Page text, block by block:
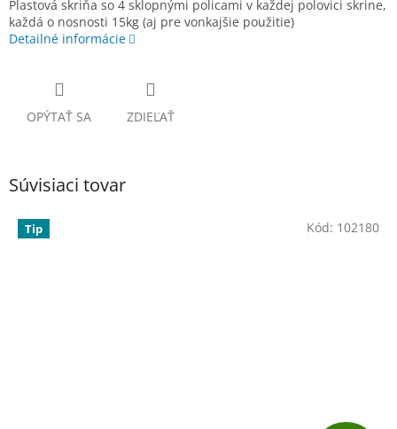
Plastová skriňa so 4 sklopnými policami v každej polovici skrine,
každá o nosnosti 15kg (aj pre vonkajšie použitie)
Detailné informácie
OPÝTAŤ SA ZDIEĽAŤ
Súvisiaci tovar
Tip Kód: 102180